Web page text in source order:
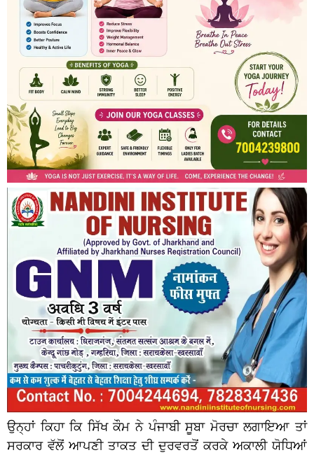
ਉਨ੍ਹਾਂ ਕਿਹਾ ਕਿ ਸਿੱਖ ਕੌਮ ਨੇ ਪੰਜਾਬੀ ਸੂਬਾ ਮੋਰਚਾ ਲਗਾਇਆ ਤਾਂ
ਸਰਕਾਰ ਵੱਲੋਂ ਆਪਣੀ ਤਾਕਤ ਦੀ ਦੁਰਵਰਤੋਂ ਕਰਕੇ ਅਕਾਲੀ ਯੋਧਿਆਂ